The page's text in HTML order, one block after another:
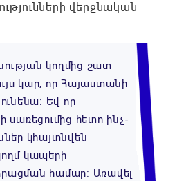
վերջնական
կողմից շատ
կար, որ Հայաստանի
Եվ որ
սառեցումից հետո ինչ-
կհայտնվեն
կապերի
համար։ Առավել